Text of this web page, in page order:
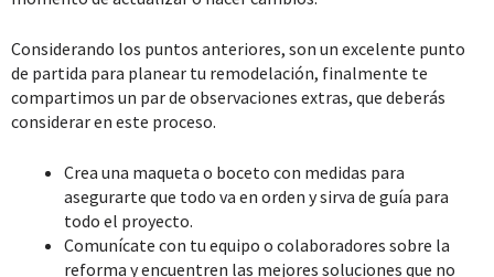
Considerando los puntos anteriores, son un excelente punto
de partida para planear tu remodelación, finalmente te
compartimos un par de observaciones extras, que deberás
considerar en este proceso.
Crea una maqueta o boceto con medidas para
asegurarte que todo va en orden y sirva de guía para
todo el proyecto.
Comunícate con tu equipo o colaboradores sobre la
reforma y encuentren las mejores soluciones que no